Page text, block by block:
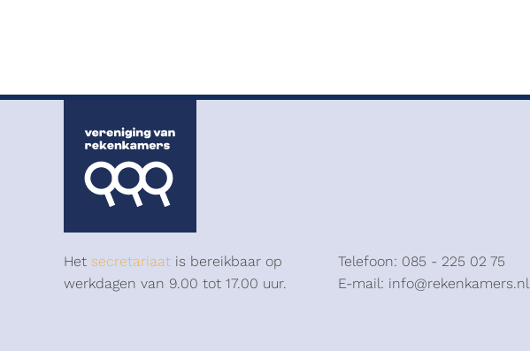
Het secretariaat is bereikbaar op
werkdagen van 9.00 tot 17.00 uur.
Telefoon: 085 - 225 02 75
E-mail: info@rekenkamers.nl